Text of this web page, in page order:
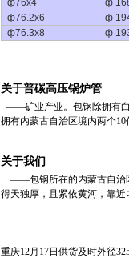
ф76x4
ф
ф76.2x6
ф
ф76.3x8
ф
关于普碳高压锅炉管
——矿业产业。包钢除拥有白
拥有内蒙古自治区境内两个10
关于我们
——包钢所在的内蒙古自治区
得天独厚，且紧依黄河，靠近
重庆12月17日供货及时外径